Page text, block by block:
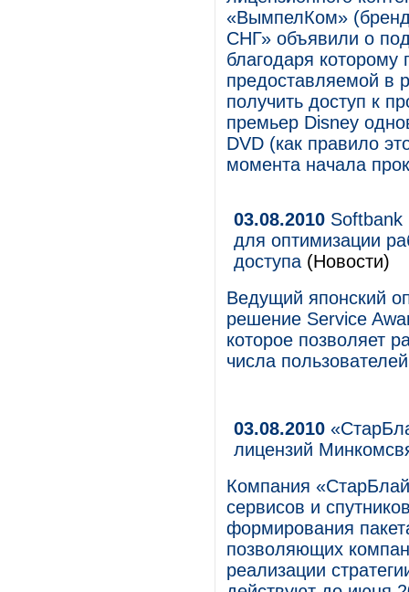
«ВымпелКом»
СНГ» объявили о
благодаря которому
предоставляемой в
получить доступ к
премьер Disney
DVD (как правило
момента начала
03.08.2010 Softbank
для оптимизации
доступа (Новости)
Ведущий японский
решение Service
которое позволяет
числа
03.08.2010
лицензий
Компания
сервисов и
формирования
позволяющих
реализации